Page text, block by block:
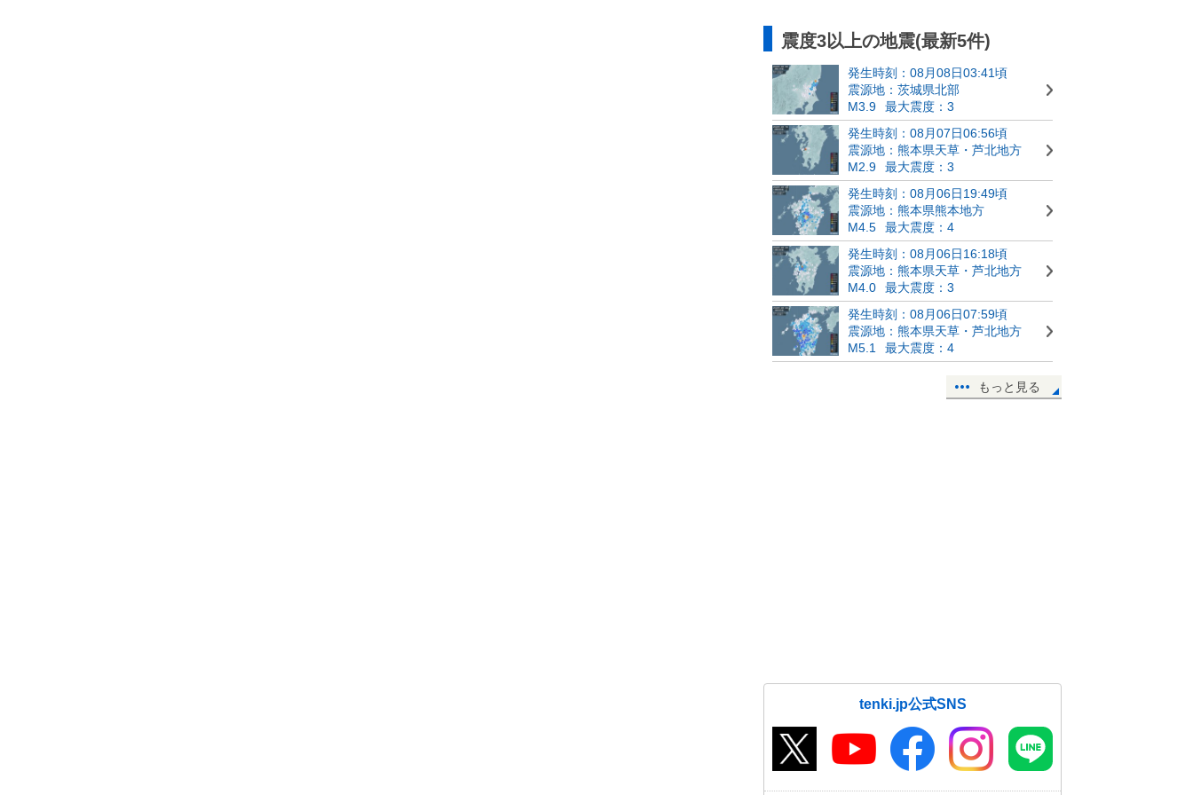
震度3以上の地震(最新5件)
発生時刻：08月08日03:41頃
震源地：茨城県北部
M3.9
最大震度：3
発生時刻：08月07日06:56頃
震源地：熊本県天草・芦北地方
M2.9
最大震度：3
発生時刻：08月06日19:49頃
震源地：熊本県熊本地方
M4.5
最大震度：4
発生時刻：08月06日16:18頃
震源地：熊本県天草・芦北地方
M4.0
最大震度：3
発生時刻：08月06日07:59頃
震源地：熊本県天草・芦北地方
M5.1
最大震度：4
もっと見る
tenki.jp公式SNS